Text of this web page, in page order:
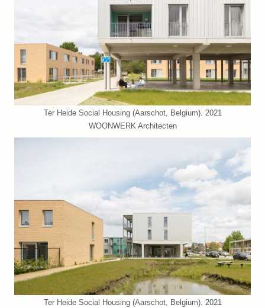
Ter Heide Social Housing (Aarschot, Belgium). 2021
WOONWERK Architecten
Ter Heide Social Housing (Aarschot, Belgium). 2021